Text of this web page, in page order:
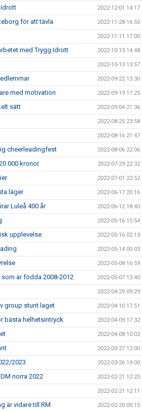
idrott 2022-12-01 14:17
för att tävla 2022-11-28 16:50
2022-11-11 17:00
med Trygg Idrott 2022-10-13 14:48
2022-10-13 13:57
2022-09-22 13:30
med motivation 2022-09-19 17:25
sätt 2022-09-04 21:36
2022-08-25 23:58
2022-08-16 21:47
cheerleadingfest 2022-08-06 22:06
000 kronor 2022-07-29 22:32
2022-07-01 22:52
läger 2022-06-17 20:16
Luleå 400 år 2022-06-12 18:40
2022-05-16 15:54
upplevelse 2022-05-16 02:13
2022-05-14 00:03
2022-05-08 16:59
är födda 2008-2012 2022-05-07 13:40
2022-04-29 09:29
group stunt laget 2022-04-10 17:51
bästa helhetsintryck 2022-04-09 17:32
2022-04-08 10:02
2022-03-27 12:00
2023 2022-03-26 19:00
norra 2022 2022-02-21 12:25
2022-02-21 12:11
är vidare till RM 2022-02-20 00:15